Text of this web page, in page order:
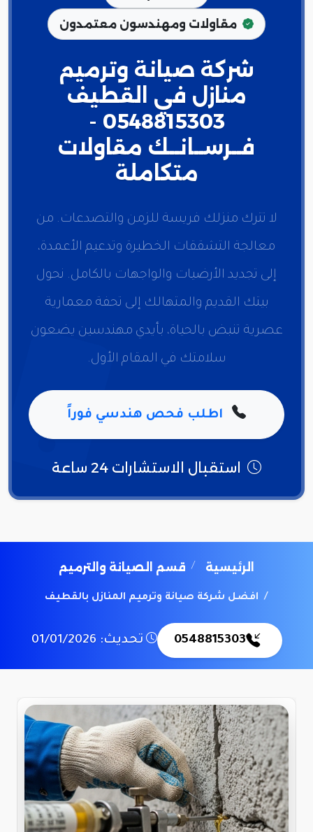
مقاولات ومهندسون معتمدون
شركة صيانة وترميم
منازل في القطيف
0548815303 -
فــرســانــك مقاولات
متكاملة
لا تترك منزلك فريسة للزمن والتصدعات. من
معالجة التشققات الخطيرة وتدعيم الأعمدة،
إلى تجديد الأرضيات والواجهات بالكامل. نحول
بيتك القديم والمتهالك إلى تحفة معمارية
عصرية تنبض بالحياة، بأيدي مهندسين يضعون
سلامتك في المقام الأول.
اطلب فحص هندسي فوراً
استقبال الاستشارات 24 ساعة
الرئيسية قسم الصيانة والترميم
افضل شركة صيانة وترميم المنازل بالقطيف
0548815303 تحديث: 01/01/2026